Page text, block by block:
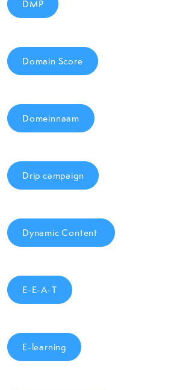
DMP
Domain Score
Domeinnaam
Drip campaign
Dynamic Content
E-E-A-T
E-learning